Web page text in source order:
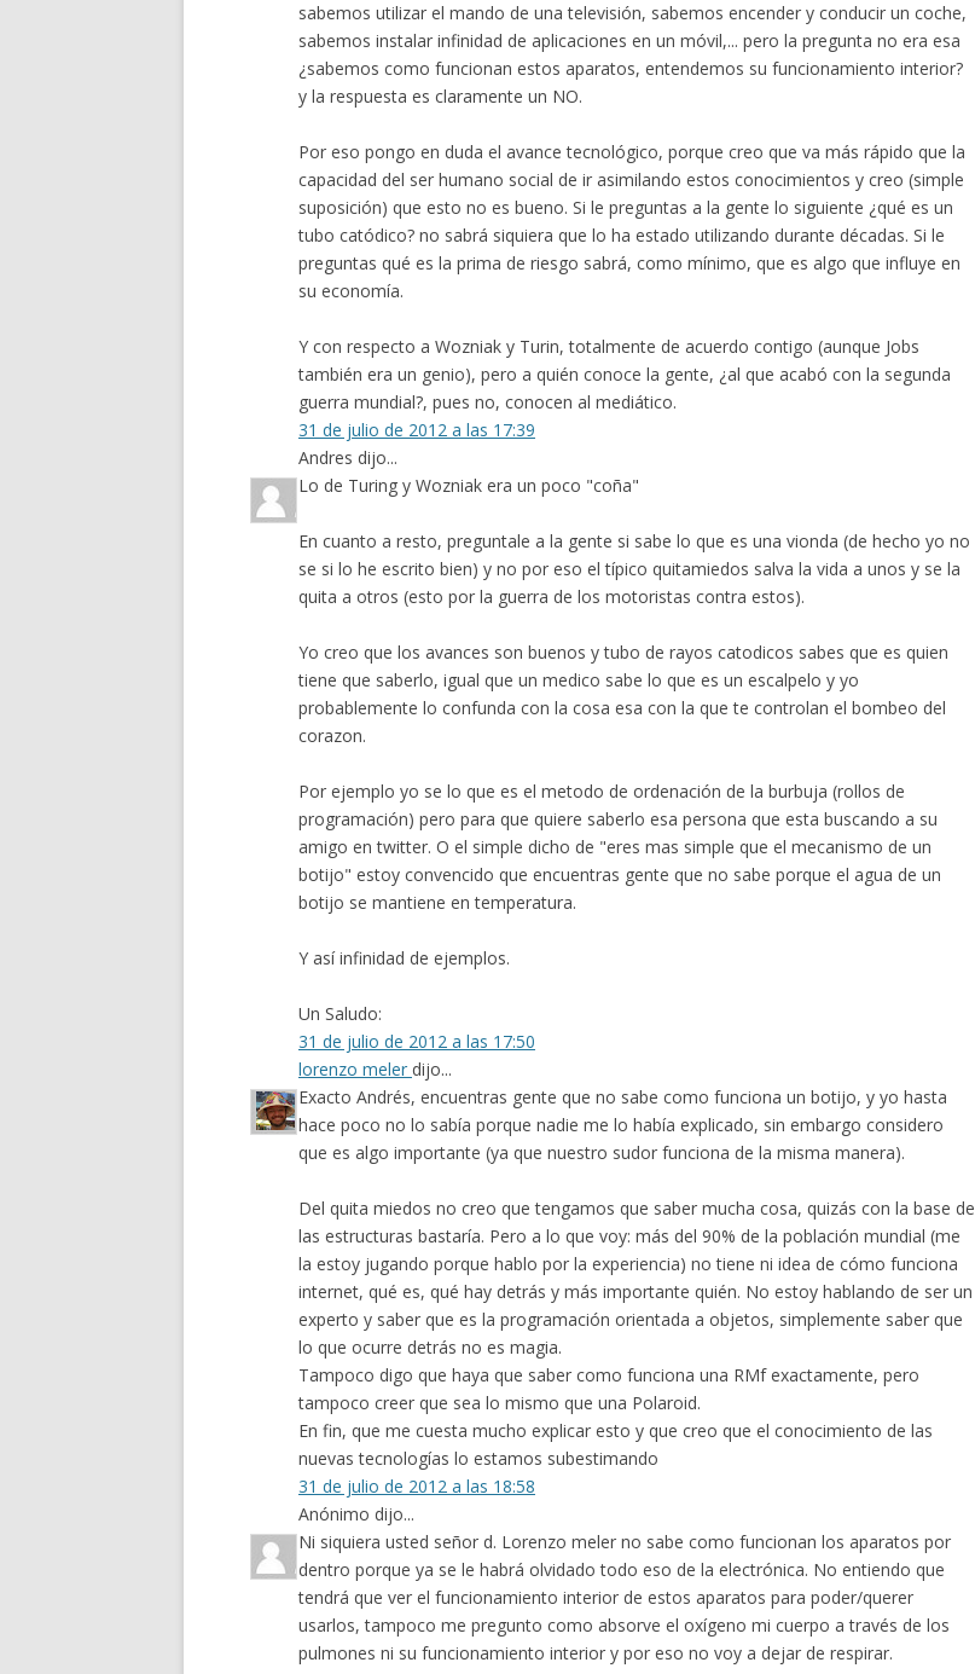
sabemos utilizar el mando de una televisión, sabemos encender y conducir un coche,
sabemos instalar infinidad de aplicaciones en un móvil,... pero la pregunta no era esa
¿sabemos como funcionan estos aparatos, entendemos su funcionamiento interior?
y la respuesta es claramente un NO.
Por eso pongo en duda el avance tecnológico, porque creo que va más rápido que la
capacidad del ser humano social de ir asimilando estos conocimientos y creo (simple
suposición) que esto no es bueno. Si le preguntas a la gente lo siguiente ¿qué es un
tubo catódico? no sabrá siquiera que lo ha estado utilizando durante décadas. Si le
preguntas qué es la prima de riesgo sabrá, como mínimo, que es algo que influye en
su economía.
Y con respecto a Wozniak y Turin, totalmente de acuerdo contigo (aunque Jobs
también era un genio), pero a quién conoce la gente, ¿al que acabó con la segunda
guerra mundial?, pues no, conocen al mediático.
31 de julio de 2012 a las 17:39
Andres dijo...
Lo de Turing y Wozniak era un poco "coña"
En cuanto a resto, preguntale a la gente si sabe lo que es una vionda (de hecho yo no
se si lo he escrito bien) y no por eso el típico quitamiedos salva la vida a unos y se la
quita a otros (esto por la guerra de los motoristas contra estos).
Yo creo que los avances son buenos y tubo de rayos catodicos sabes que es quien
tiene que saberlo, igual que un medico sabe lo que es un escalpelo y yo
probablemente lo confunda con la cosa esa con la que te controlan el bombeo del
corazon.
Por ejemplo yo se lo que es el metodo de ordenación de la burbuja (rollos de
programación) pero para que quiere saberlo esa persona que esta buscando a su
amigo en twitter. O el simple dicho de "eres mas simple que el mecanismo de un
botijo" estoy convencido que encuentras gente que no sabe porque el agua de un
botijo se mantiene en temperatura.
Y así infinidad de ejemplos.
Un Saludo:
31 de julio de 2012 a las 17:50
lorenzo meler dijo...
Exacto Andrés, encuentras gente que no sabe como funciona un botijo, y yo hasta
hace poco no lo sabía porque nadie me lo había explicado, sin embargo considero
que es algo importante (ya que nuestro sudor funciona de la misma manera).
Del quita miedos no creo que tengamos que saber mucha cosa, quizás con la base de
las estructuras bastaría. Pero a lo que voy: más del 90% de la población mundial (me
la estoy jugando porque hablo por la experiencia) no tiene ni idea de cómo funciona
internet, qué es, qué hay detrás y más importante quién. No estoy hablando de ser un
experto y saber que es la programación orientada a objetos, simplemente saber que
lo que ocurre detrás no es magia.
Tampoco digo que haya que saber como funciona una RMf exactamente, pero
tampoco creer que sea lo mismo que una Polaroid.
En fin, que me cuesta mucho explicar esto y que creo que el conocimiento de las
nuevas tecnologías lo estamos subestimando
31 de julio de 2012 a las 18:58
Anónimo dijo...
Ni siquiera usted señor d. Lorenzo meler no sabe como funcionan los aparatos por
dentro porque ya se le habrá olvidado todo eso de la electrónica. No entiendo que
tendrá que ver el funcionamiento interior de estos aparatos para poder/querer
usarlos, tampoco me pregunto como absorve el oxígeno mi cuerpo a través de los
pulmones ni su funcionamiento interior y por eso no voy a dejar de respirar.